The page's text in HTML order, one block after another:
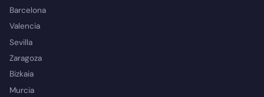
Barcelona
Valencia
Sevilla
Zaragoza
Bizkaia
Murcia